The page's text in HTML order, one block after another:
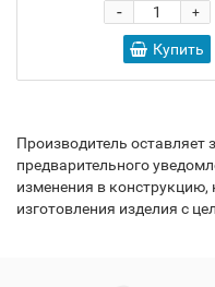
+
-
Купить
Производитель оставляет
предварительного
изменения в
изготовления изделия с